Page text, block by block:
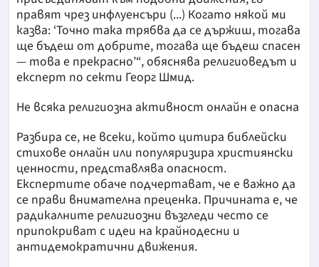
правят чрез инфлуенсъри (...) Когато някой ми
казва: ‘Точно така трябва да се държиш, тогава
ще бъдеш от добрите, тогава ще бъдеш спасен
— това е прекрасно’“, обяснява религиоведът и
експерт по секти Георг Шмид.
Не всяка религиозна активност онлайн е опасна
Разбира се, не всеки, който цитира библейски
стихове онлайн или популяризира християнски
ценности, представлява опасност.
Експертите обаче подчертават, че е важно да
се прави внимателна преценка. Причината е, че
радикалните религиозни възгледи често се
припокриват с идеи на крайнодесни и
антидемократични движения.